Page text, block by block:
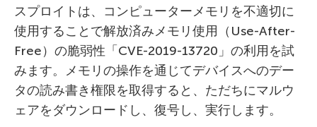
スプロイトは、コンピューターメモリを不適切に
使用することで解放済みメモリ使用（Use-After-
Free）の脆弱性「CVE-2019-13720」の利用を試
みます。メモリの操作を通じてデバイスへのデー
タの読み書き権限を取得すると、ただちにマルウ
ェアをダウンロードし、復号し、実行します。